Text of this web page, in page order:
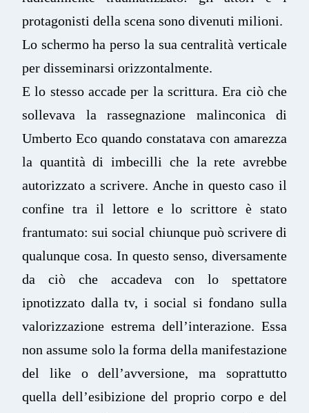
protagonisti della scena sono divenuti milioni.
Lo schermo ha perso la sua centralità verticale
per disseminarsi orizzontalmente.
E lo stesso accade per la scrittura. Era ciò che
sollevava la rassegnazione malinconica di
Umberto Eco quando constatava con amarezza
la quantità di imbecilli che la rete avrebbe
autorizzato a scrivere. Anche in questo caso il
confine tra il lettore e lo scrittore è stato
frantumato: sui social chiunque può scrivere di
qualunque cosa. In questo senso, diversamente
da ciò che accadeva con lo spettatore
ipnotizzato dalla tv, i social si fondano sulla
valorizzazione estrema dell’interazione. Essa
non assume solo la forma della manifestazione
del like o dell’avversione, ma soprattutto
quella dell’esibizione del proprio corpo e del